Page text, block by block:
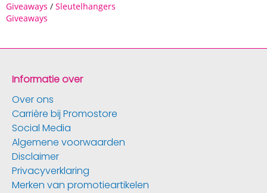
Giveaways / Sleutelhangers
Giveaways
Informatie over
Over ons
Carrière bij Promostore
Social Media
Algemene voorwaarden
Disclaimer
Privacyverklaring
Merken van promotieartikelen